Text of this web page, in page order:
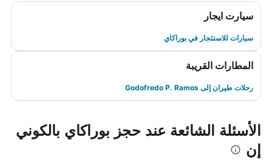
سيارت ايجار
سيارات للاستئجار في بوراكاي
المطارات القريبة
رحلات طيران إلى Godofredo P. Ramos
الأسئلة الشائعة عند حجز بوراكاي بالكوني
إن